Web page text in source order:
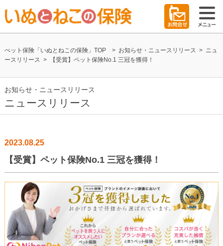
ぺット保険「いぬとねこの保険」TOP > お知らせ・ニュースリリース > ニュ
ースリリース > 【受賞】ペット保険No.1 三冠を獲得！
お知らせ・ニュースリリース
ニュースリリース
2023.08.25
【受賞】ペット保険No.1 三冠を獲得！